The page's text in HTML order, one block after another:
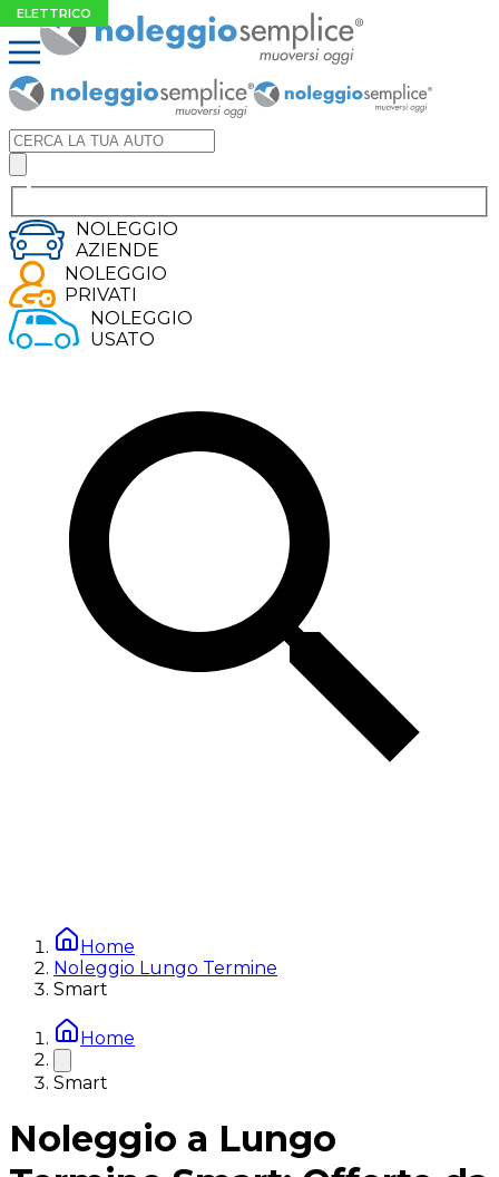
NOLEGGIO
AZIENDE
NOLEGGIO
PRIVATI
NOLEGGIO
USATO
Home
Noleggio Lungo Termine
Smart
Home
Smart
Noleggio a Lungo
ELETTRICO